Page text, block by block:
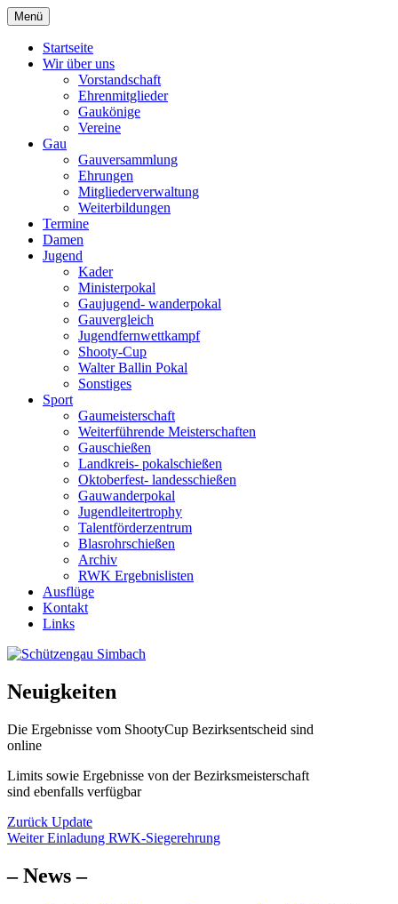
Zum
Inhalt
springen
Schützengau Simbach
Menü
Startseite
Wir über uns
Vorstandschaft
Ehrenmitglieder
Gaukönige
Vereine
Gau
Gauversammlung
Ehrungen
Mitgliederverwaltung
Weiterbildungen
Termine
Damen
Jugend
Kader
Ministerpokal
Gaujugend- wanderpokal
Gauvergleich
Jugendfernwettkampf
Shooty-Cup
Walter Ballin Pokal
Sonstiges
Sport
Gaumeisterschaft
Weiterführende Meisterschaften
Gauschießen
Landkreis- pokalschießen
Oktoberfest- landesschießen
Gauwanderpokal
Jugendleitertrophy
Talentförderzentrum
Blasrohrschießen
Archiv
RWK Ergebnislisten
Ausflüge
Kontakt
Links
Neuigkeiten
Die Ergebnisse vom ShootyCup Bezirksentscheid sind
online
Limits sowie Ergebnisse von der Bezirksmeisterschaft
sind ebenfalls verfügbar
Beitragsnavigation
Zurück Vorheriger
Beitrag:
Update
Weiter Nächster
Einladung RWK-Siegerehrung
– News –